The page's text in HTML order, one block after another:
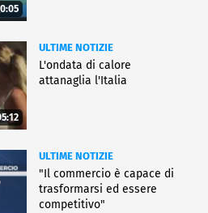
ULTIME NOTIZIE
L'ondata di calore
attanaglia l'Italia
ULTIME NOTIZIE
"Il commercio è capace di
trasformarsi ed essere
competitivo"